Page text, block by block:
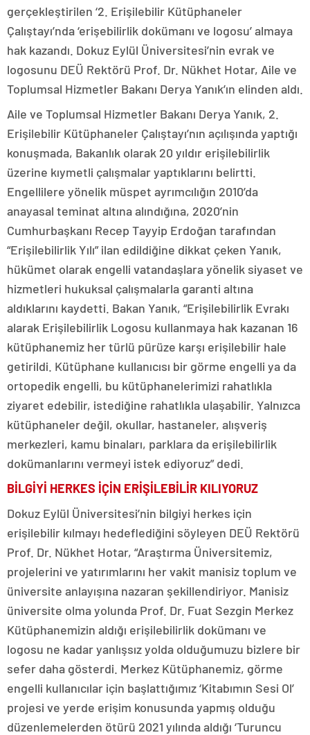
gerçekleştirilen ‘2. Erişilebilir Kütüphaneler
Çalıştayı’nda ‘erişebilirlik dokümanı ve logosu’ almaya
hak kazandı. Dokuz Eylül Üniversitesi’nin evrak ve
logosunu DEÜ Rektörü Prof. Dr. Nükhet Hotar, Aile ve
Toplumsal Hizmetler Bakanı Derya Yanık’ın elinden aldı.
Aile ve Toplumsal Hizmetler Bakanı Derya Yanık, 2.
Erişilebilir Kütüphaneler Çalıştayı’nın açılışında yaptığı
konuşmada, Bakanlık olarak 20 yıldır erişilebilirlik
üzerine kıymetli çalışmalar yaptıklarını belirtti.
Engellilere yönelik müspet ayrımcılığın 2010’da
anayasal teminat altına alındığına, 2020’nin
Cumhurbaşkanı Recep Tayyip Erdoğan tarafından
“Erişilebilirlik Yılı” ilan edildiğine dikkat çeken Yanık,
hükümet olarak engelli vatandaşlara yönelik siyaset ve
hizmetleri hukuksal çalışmalarla garanti altına
aldıklarını kaydetti. Bakan Yanık, “Erişilebilirlik Evrakı
alarak Erişilebilirlik Logosu kullanmaya hak kazanan 16
kütüphanemiz her türlü pürüze karşı erişilebilir hale
getirildi. Kütüphane kullanıcısı bir görme engelli ya da
ortopedik engelli, bu kütüphanelerimizi rahatlıkla
ziyaret edebilir, istediğine rahatlıkla ulaşabilir. Yalnızca
kütüphaneler değil, okullar, hastaneler, alışveriş
merkezleri, kamu binaları, parklara da erişilebilirlik
dokümanlarını vermeyi istek ediyoruz” dedi.
BİLGİYİ HERKES İÇİN ERİŞİLEBİLİR KILIYORUZ
Dokuz Eylül Üniversitesi’nin bilgiyi herkes için
erişilebilir kılmayı hedeflediğini söyleyen DEÜ Rektörü
Prof. Dr. Nükhet Hotar, “Araştırma Üniversitemiz,
projelerini ve yatırımlarını her vakit manisiz toplum ve
üniversite anlayışına nazaran şekillendiriyor. Manisiz
üniversite olma yolunda Prof. Dr. Fuat Sezgin Merkez
Kütüphanemizin aldığı erişilebilirlik dokümanı ve
logosu ne kadar yanlışsız yolda olduğumuzu bizlere bir
sefer daha gösterdi. Merkez Kütüphanemiz, görme
engelli kullanıcılar için başlattığımız ‘Kitabımın Sesi Ol’
projesi ve yerde erişim konusunda yapmış olduğu
düzenlemelerden ötürü 2021 yılında aldığı ‘Turuncu